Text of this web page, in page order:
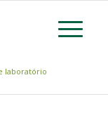
laboratório